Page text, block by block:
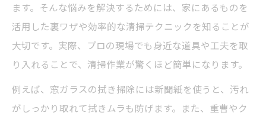
ます。そんな悩みを解決するためには、家にあるものを
活用した裏ワザや効率的な清掃テクニックを知ることが
大切です。実際、プロの現場でも身近な道具や工夫を取
り入れることで、清掃作業が驚くほど簡単になります。
例えば、窓ガラスの拭き掃除には新聞紙を使うと、汚れ
がしっかり取れて拭きムラも防げます。また、重曹やク